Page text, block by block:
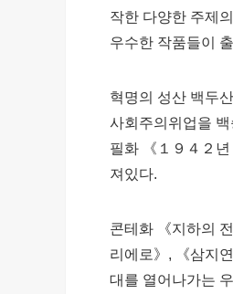
작한 다양한 주제
우수한 작품들이
혁명의 성산 백두
사회주의위업을
필화 《１９４２
져있다.
콘테화 《지하의
리에로》, 《삼지
대를 열어나가는